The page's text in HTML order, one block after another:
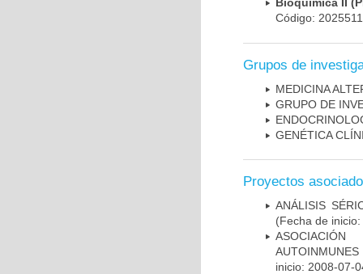
Bioquímica II
Código:
Grupos de
MEDICINA
GRUPO DE
GENÉTICA
Proyectos
ANÁLISIS
(Fecha de
ASOCIACIÓN
inicio: 2008-07-